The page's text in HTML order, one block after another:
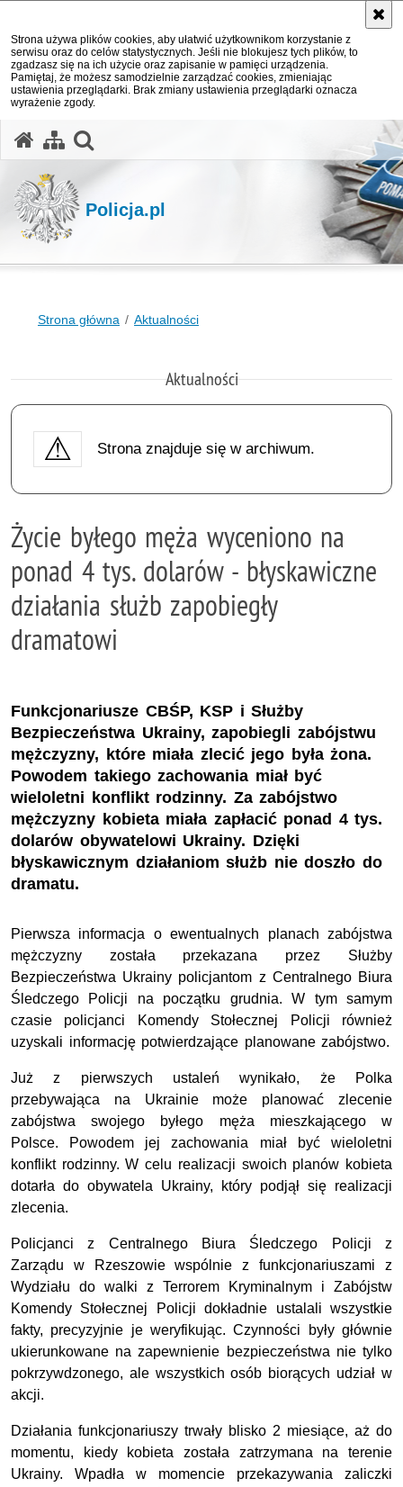
Strona używa plików cookies, aby ułatwić użytkownikom korzystanie z
serwisu oraz do celów statystycznych. Jeśli nie blokujesz tych plików, to
zgadzasz się na ich użycie oraz zapisanie w pamięci urządzenia.
Pamiętaj, że możesz samodzielnie zarządzać cookies, zmieniając
ustawienia przeglądarki. Brak zmiany ustawienia przeglądarki oznacza
wyrażenie zgody.
Policja.pl
Strona główna Aktualności
Aktualności
Strona znajduje się w archiwum.
Życie byłego męża wyceniono na
ponad 4 tys. dolarów - błyskawiczne
działania służb zapobiegły
dramatowi
Funkcjonariusze CBŚP, KSP i Służby
Bezpieczeństwa Ukrainy, zapobiegli zabójstwu
mężczyzny, które miała zlecić jego była żona.
Powodem takiego zachowania miał być
wieloletni konflikt rodzinny. Za zabójstwo
mężczyzny kobieta miała zapłacić ponad 4 tys.
dolarów obywatelowi Ukrainy. Dzięki
błyskawicznym działaniom służb nie doszło do
dramatu.
Pierwsza informacja o ewentualnych planach zabójstwa
mężczyzny została przekazana przez Służby
Bezpieczeństwa Ukrainy policjantom z Centralnego Biura
Śledczego Policji na początku grudnia. W tym samym
czasie policjanci Komendy Stołecznej Policji również
uzyskali informację potwierdzające planowane zabójstwo.
Już z pierwszych ustaleń wynikało, że Polka
przebywająca na Ukrainie może planować zlecenie
zabójstwa swojego byłego męża mieszkającego w
Polsce. Powodem jej zachowania miał być wieloletni
konflikt rodzinny. W celu realizacji swoich planów kobieta
dotarła do obywatela Ukrainy, który podjął się realizacji
zlecenia.
Policjanci z Centralnego Biura Śledczego Policji z
Zarządu w Rzeszowie wspólnie z funkcjonariuszami z
Wydziału do walki z Terrorem Kryminalnym i Zabójstw
Komendy Stołecznej Policji dokładnie ustalali wszystkie
fakty, precyzyjnie je weryfikując. Czynności były głównie
ukierunkowane na zapewnienie bezpieczeństwa nie tylko
pokrzywdzonego, ale wszystkich osób biorących udział w
akcji.
Działania funkcjonariuszy trwały blisko 2 miesiące, aż do
momentu, kiedy kobieta została zatrzymana na terenie
Ukrainy. Wpadła w momencie przekazywania zaliczki